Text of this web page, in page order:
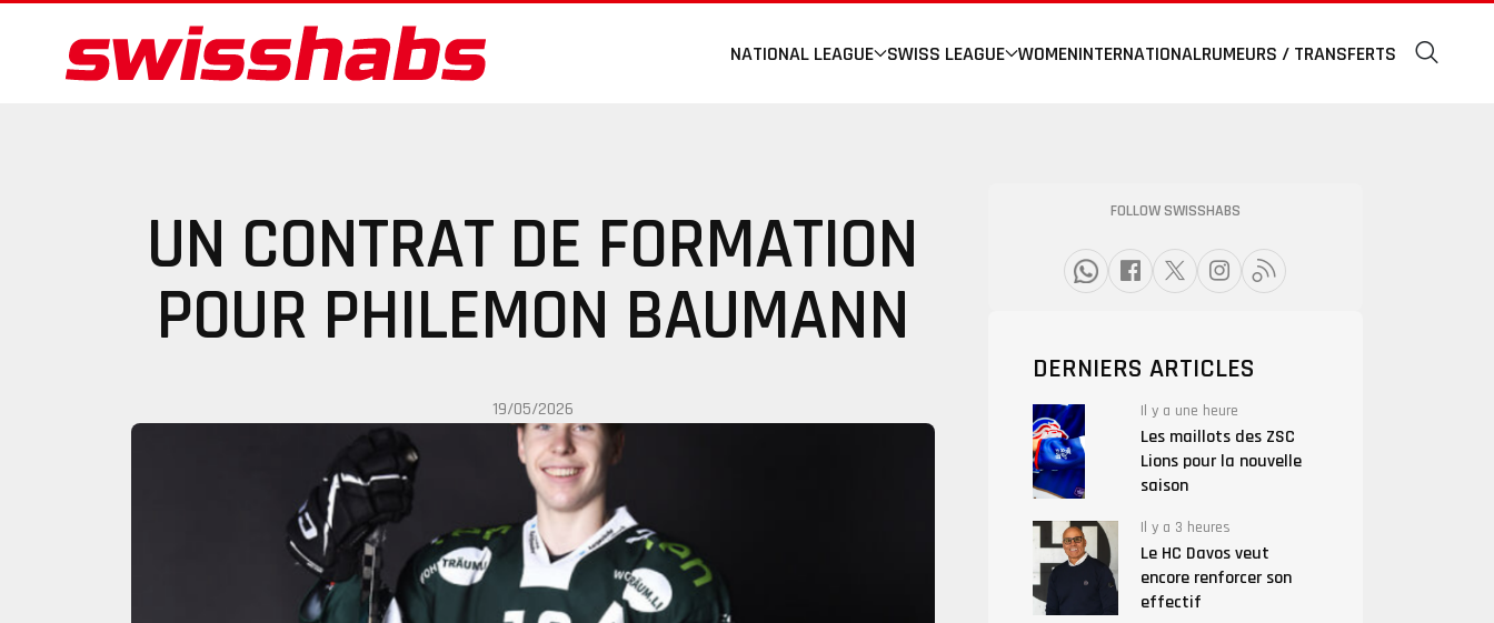
NATIONAL LEAGUE SWISS LEAGUE WOMENINTERNATIONALRUMEURS / TRANSFERTS
UN CONTRAT DE FORMATION
POUR PHILEMON BAUMANN
19/05/2026
FOLLOW SWISSHABS
DERNIERS ARTICLES
Il y a une heure
Les maillots des ZSC
Lions pour la nouvelle
saison
Il y a 3 heures
Le HC Davos veut
encore renforcer son
effectif